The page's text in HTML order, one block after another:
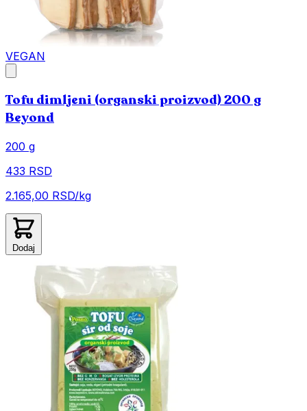
VEGAN
Tofu dimljeni (organski proizvod) 200 g
Beyond
200 g
433 RSD
2.165,00 RSD/kg
Dodaj